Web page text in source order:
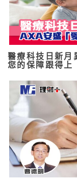
醫療科技日新
您的保障跟得上